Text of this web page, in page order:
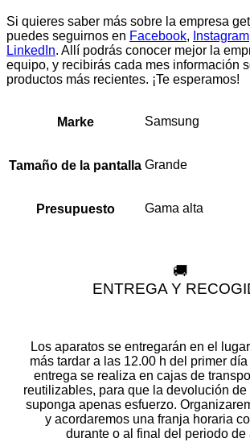
Si quieres saber más sobre la empresa
puedes seguirnos en Facebook, Instagram
LinkedIn. Allí podrás conocer mejor la
equipo, y recibirás cada mes información
productos más recientes. ¡Te esperamos!
Marke Samsung
Tamaño de la pantalla Grande
Presupuesto Gama alta
🚚
ENTREGA Y
Los aparatos se entregarán en el
más tardar a las 12.00 h del primer
entrega se realiza en cajas de
reutilizables, para que la devolución
suponga apenas esfuerzo.
y acordaremos una franja horaria
durante o al final del periodo de